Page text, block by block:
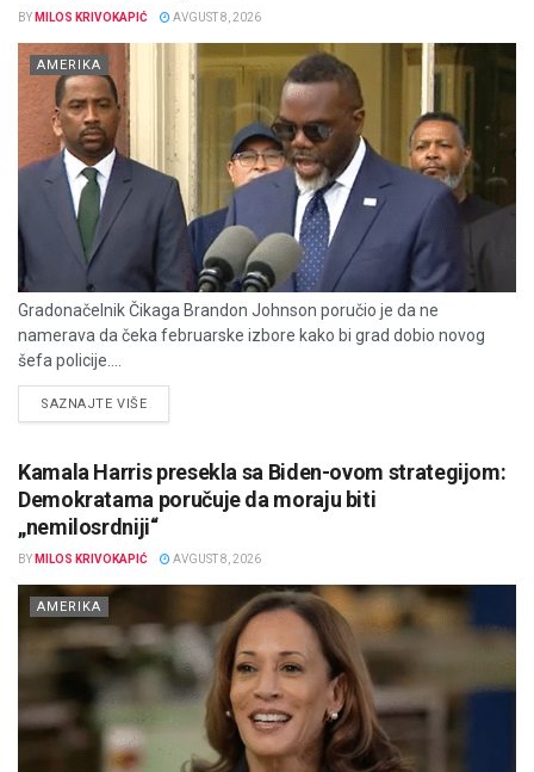
BY MILOS KRIVOKAPIĆ AVGUST 8, 2026
AMERIKA
Gradonačelnik Čikaga Brandon Johnson poručio je da ne
namerava da čeka februarske izbore kako bi grad dobio novog
šefa policije....
SAZNAJTE VIŠEDETAILS
Kamala Harris presekla sa Biden-ovom strategijom:
Demokratama poručuje da moraju biti
„nemilosrdniji“
BY MILOS KRIVOKAPIĆ AVGUST 8, 2026
AMERIKA